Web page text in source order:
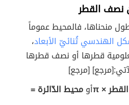
نصف القطر
منحناها، فالمحيط عموماً
الهندسي ثُنائيّ الأبعاد،
قطرها أو نصف قطرها
[مرجع] [مرجع]
أومحيط الدّائرة =